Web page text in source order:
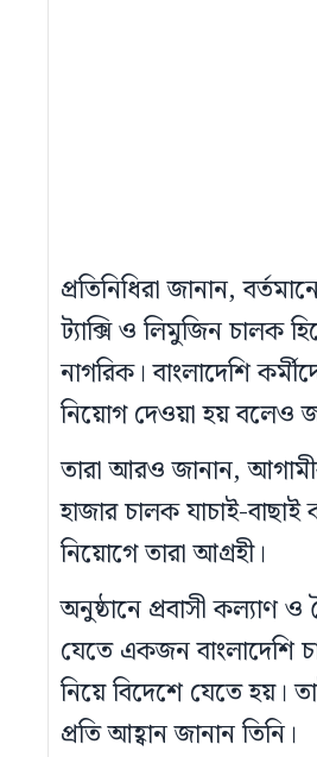
প্রতিনিধিরা জানান,
ট্যাক্সি ও লিমুজিন চালক
নাগরিক। বাংলাদেশি
নিয়োগ দেওয়া হয় বলেও
তারা আরও জানান,
হাজার চালক যাচাই-
নিয়োগে তারা আগ্রহী।
অনুষ্ঠানে প্রবাসী কল্যাণ
যেতে একজন বাংলাদেশি
নিয়ে বিদেশে যেতে হয়।
প্রতি আহ্বান জানান তিনি।